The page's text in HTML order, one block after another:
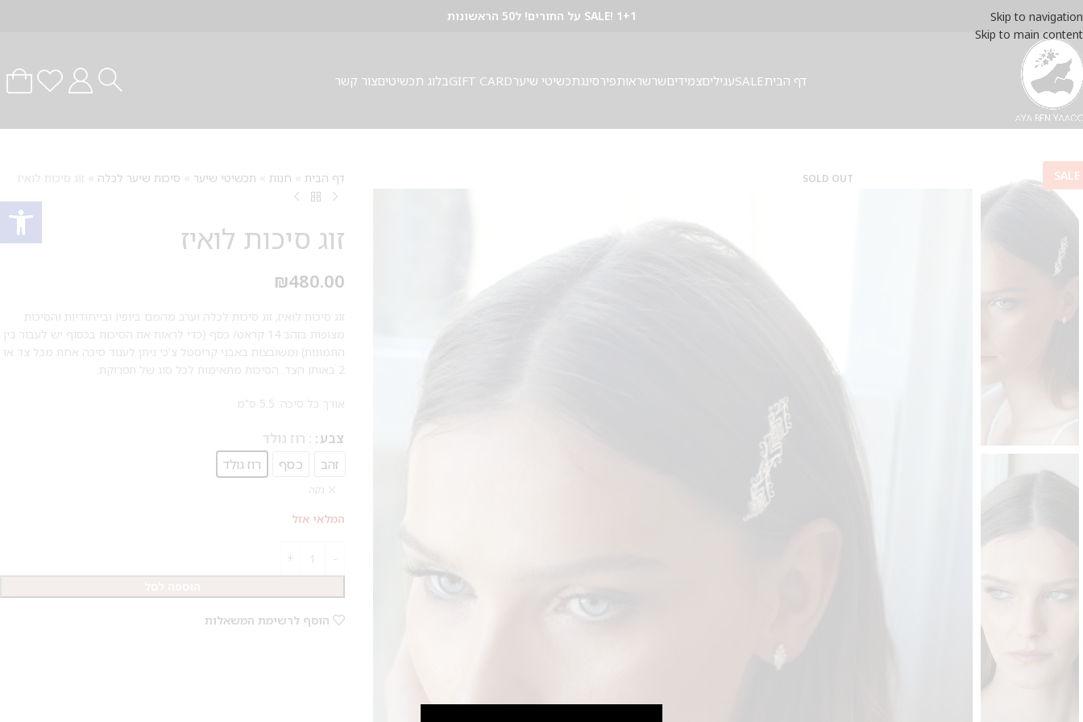
פתח
Skip to navigation
Skip to main content
SALE! 1+1 על החורים! ל50 הראשונות
דף הביתSALEעגיליםצמידיםשרשראותפירסינגתכשיטי שיערGIFT CARDבלוג תכשיטיםצור קשר
SOLD OUT SALE דף הבית » חנות » תכשיטי שיער » סיכות שיער לכלה » זוג סיכות לואיז
זוג סיכות לואיז
₪480.00
זוג סיכות לואיז, זוג סיכות לכלה וערב מהמם ביופיו ובייחודיות והסיכות
מצופות בזהב 14 קראט/ כסף (כדי לראות את הסיכות בכסוף יש לעבור בין
התמונות) ומשובצות באבני קריסטל צ'כי ניתן לענוד סיכה אחת מכל צד או
2 באותו הצד. הסיכות מתאימות לכל סוג של תסרוקת.
אורך כל סיכה: 5.5 ס"מ
צבע : רוז גולד
זהב
כסף רוז גולד
נקה
המלאי אזל
הוסף לרשימת המשאלות